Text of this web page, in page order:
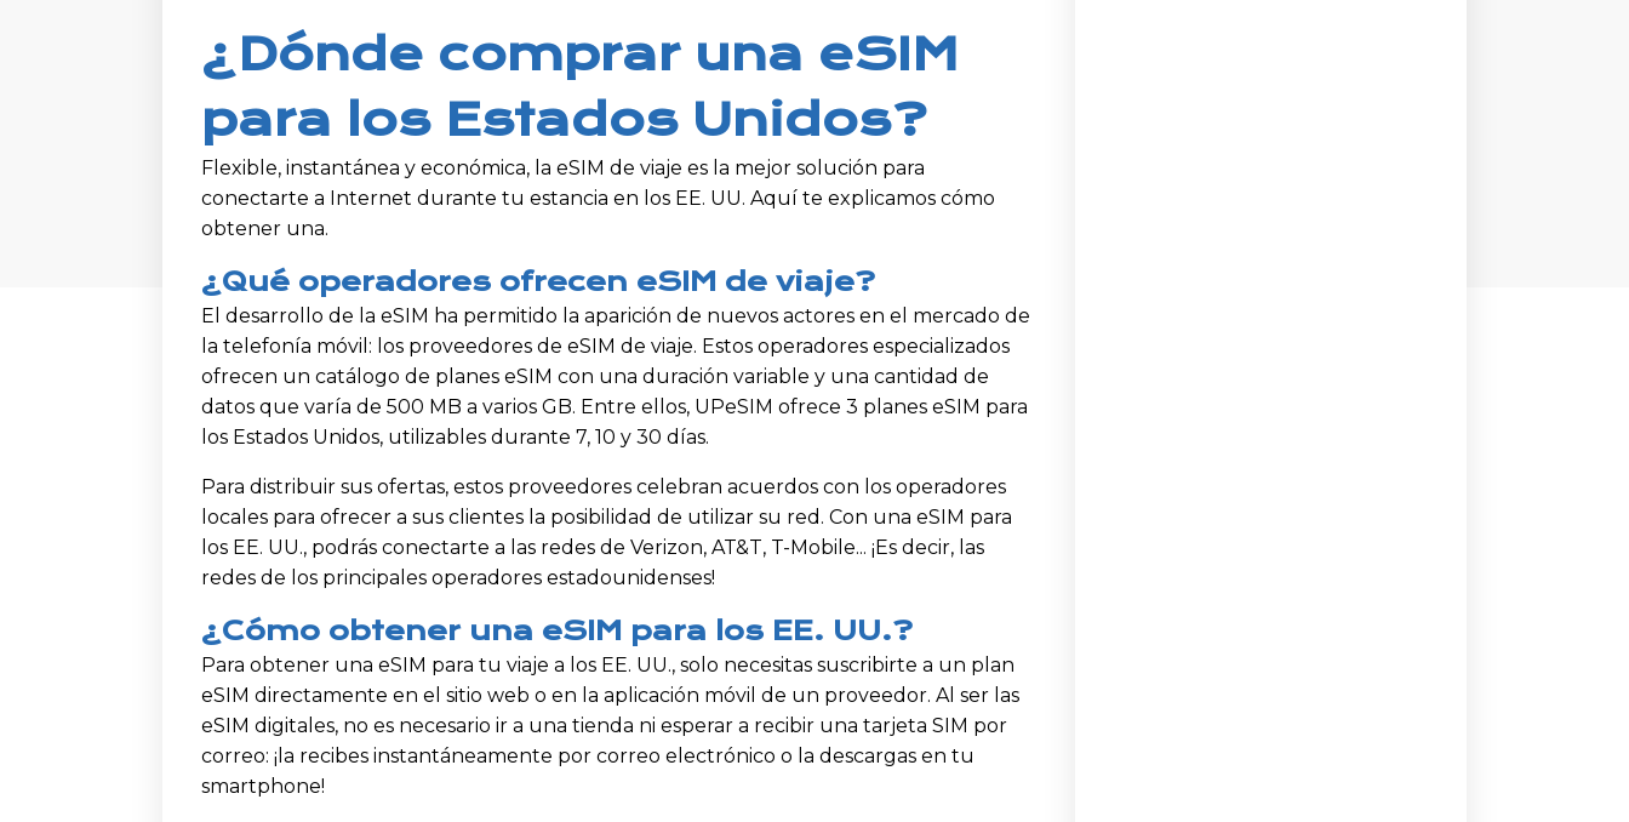
¿Dónde comprar una eSIM
para los Estados Unidos?
Flexible, instantánea y económica, la eSIM de viaje es la mejor solución para
conectarte a Internet durante tu estancia en los EE. UU. Aquí te explicamos cómo
obtener una.
¿Qué operadores ofrecen eSIM de viaje?
El desarrollo de la eSIM ha permitido la aparición de nuevos actores en el mercado de
la telefonía móvil: los proveedores de eSIM de viaje. Estos operadores especializados
ofrecen un catálogo de planes eSIM con una duración variable y una cantidad de
datos que varía de 500 MB a varios GB. Entre ellos, UPeSIM ofrece 3 planes eSIM para
los Estados Unidos, utilizables durante 7, 10 y 30 días.
Para distribuir sus ofertas, estos proveedores celebran acuerdos con los operadores
locales para ofrecer a sus clientes la posibilidad de utilizar su red. Con una eSIM para
los EE. UU., podrás conectarte a las redes de Verizon, AT&T, T-Mobile... ¡Es decir, las
redes de los principales operadores estadounidenses!
¿Cómo obtener una eSIM para los EE. UU.?
Para obtener una eSIM para tu viaje a los EE. UU., solo necesitas suscribirte a un plan
eSIM directamente en el sitio web o en la aplicación móvil de un proveedor. Al ser las
eSIM digitales, no es necesario ir a una tienda ni esperar a recibir una tarjeta SIM por
correo: ¡la recibes instantáneamente por correo electrónico o la descargas en tu
smartphone!